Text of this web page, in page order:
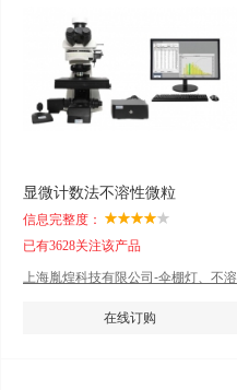
显微计数法不溶性微粒
信息完整度：
已有3628关注该产品
上海胤煌科技有限公司-伞棚灯、不溶
在线订购